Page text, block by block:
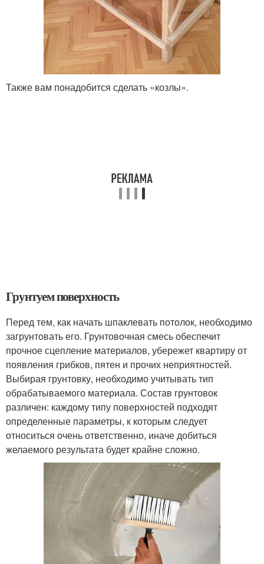
Также вам понадобится сделать «козлы».
Грунтуем поверхность
Перед тем, как начать шпаклевать потолок, необходимо
загрунтовать его. Грунтовочная смесь обеспечит
прочное сцепление материалов, убережет квартиру от
появления грибков, пятен и прочих неприятностей.
Выбирая грунтовку, необходимо учитывать тип
обрабатываемого материала. Состав грунтовок
различен: каждому типу поверхностей подходят
определенные параметры, к которым следует
относиться очень ответственно, иначе добиться
желаемого результата будет крайне сложно.